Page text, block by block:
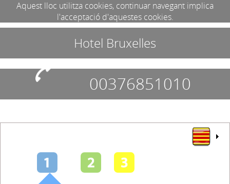
Aquest lloc utilitza cookies, continuar navegant implica
l'acceptació d'aquestes cookies.
Hotel Bruxelles
00376851010